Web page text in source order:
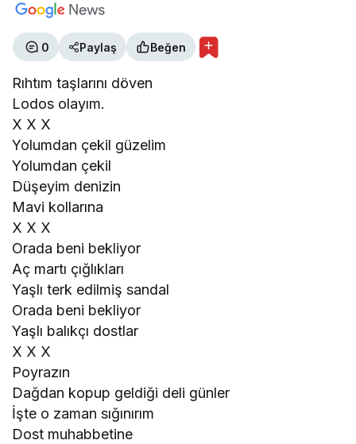
0 Paylaş Beğen
Rıhtım taşlarını döven
Lodos olayım.
X X X
Yolumdan çekil güzelim
Yolumdan çekil
Düşeyim denizin
Mavi kollarına
X X X
Orada beni bekliyor
Aç martı çığlıkları
Yaşlı terk edilmiş sandal
Orada beni bekliyor
Yaşlı balıkçı dostlar
X X X
Poyrazın
Dağdan kopup geldiği deli günler
İşte o zaman sığınırım
Dost muhabbetine